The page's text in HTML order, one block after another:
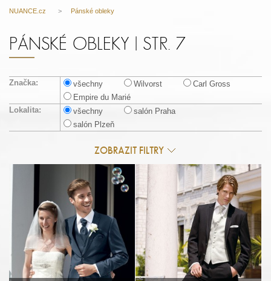
NUANCE.cz > Pánské obleky
PÁNSKÉ OBLEKY | STR. 7
Značka: všechny Wilvorst
Carl Gross
Empire du Marié
Lokalita:
všechny
salón Praha
salón Plzeň
ZOBRAZIT FILTRY